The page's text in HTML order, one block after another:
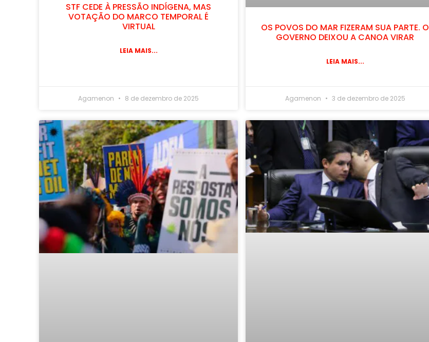
STF CEDE À PRESSÃO INDÍGENA, MAS
VOTAÇÃO DO MARCO TEMPORAL É
VIRTUAL
LEIA MAIS...
Agamenon 8 de dezembro de 2025
OS POVOS DO MAR FIZERAM SUA PARTE. O
GOVERNO DEIXOU A CANOA VIRAR
LEIA MAIS...
Agamenon 3 de dezembro de 2025